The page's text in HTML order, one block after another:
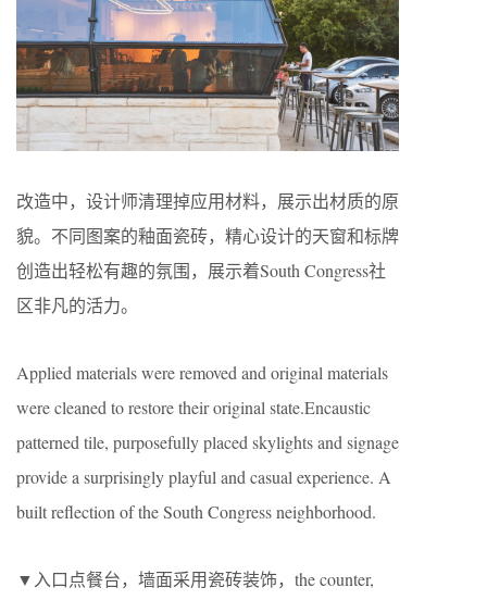
改造中，设计师清理掉应用材料，展示出材质的原
貌。不同图案的釉面瓷砖，精心设计的天窗和标牌
创造出轻松有趣的氛围，展示着South Congress社
区非凡的活力。
Applied materials were removed and original materials
were cleaned to restore their original state.Encaustic
patterned tile, purposefully placed skylights and signage
provide a surprisingly playful and casual experience. A
built reflection of the South Congress neighborhood.
▼入口点餐台，墙面采用瓷砖装饰，the counter,